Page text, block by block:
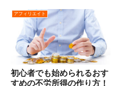
切実な「認知症予防」と「若々し
さの維持」について、衝撃の事実
をお伝えしたいと思います。目次
なぜ年齢とともに認知症リスクが
高...
アフィリエイト
初心者でも始められるおす
すめの不労所得の作り方！